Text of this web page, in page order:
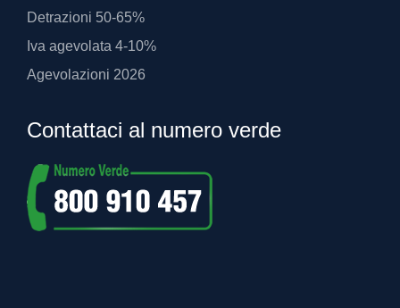
Detrazioni 50-65%
Iva agevolata 4-10%
Agevolazioni 2026
Contattaci al numero verde